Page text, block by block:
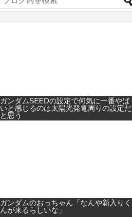
ガンダムSEEDの設定で何気に一番やば
いと感じるのは太陽光発電周りの設定だ
と思う
ガンダムのおっちゃん「なんや新入りく
んが来るらしいな」